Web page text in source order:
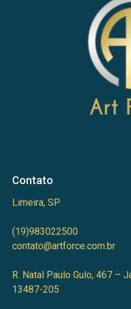
Contato
Limeira, SP
(19)983022500
contato@artforce.com.br
R. Natal Paulo Gulo, 467 –
13487-205